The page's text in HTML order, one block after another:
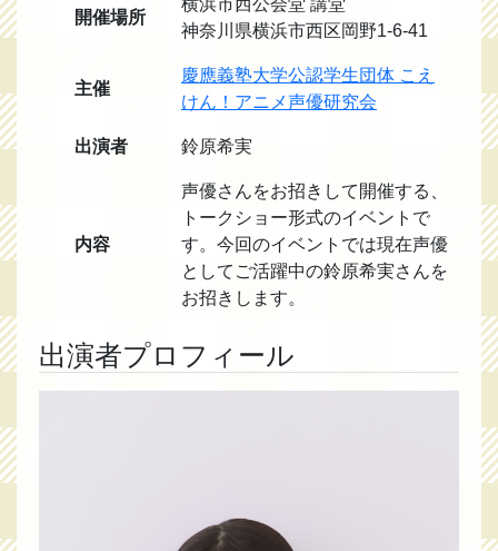
開催場所
神奈川県横浜市西区岡野1-6-41
主催
慶應義塾大学公認学生団体 こえ
けん！アニメ声優研究会
出演者 鈴原希実
内容
声優さんをお招きして開催する、
トークショー形式のイベントで
す。今回のイベントでは現在声優
としてご活躍中の鈴原希実さんを
お招きします。
出演者プロフィール